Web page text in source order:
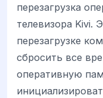
перезагрузка
телевизора Kivi.
перезагрузке
сбросить все
оперативную